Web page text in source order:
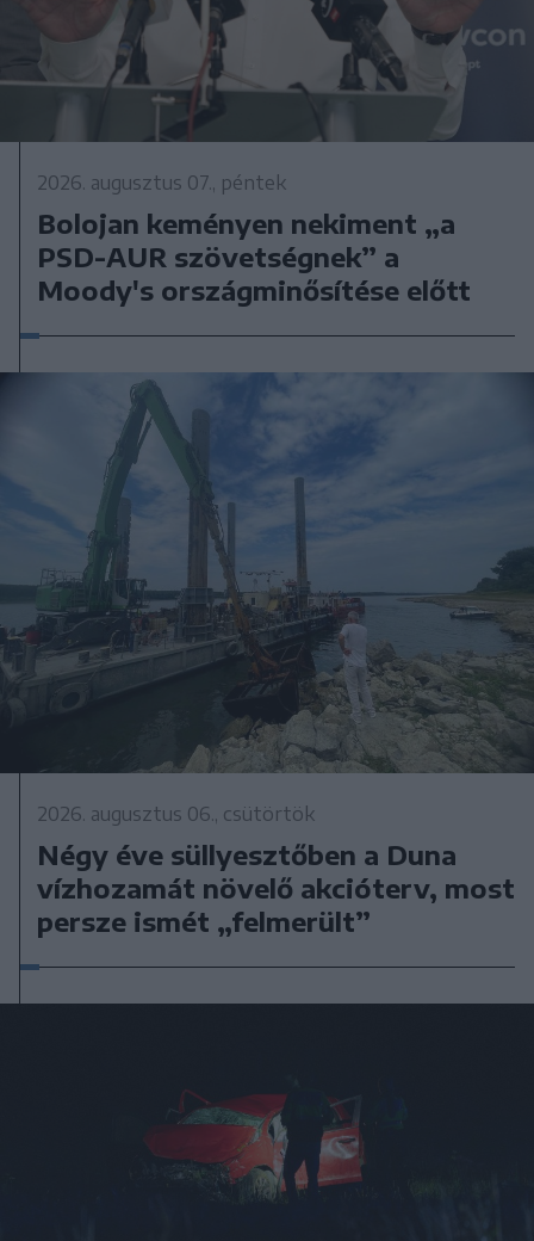
2026. augusztus 07., péntek
Bolojan keményen nekiment „a
PSD-AUR szövetségnek” a
Moody's országminősítése előtt
2026. augusztus 06., csütörtök
Négy éve süllyesztőben a Duna
vízhozamát növelő akcióterv, most
persze ismét „felmerült”